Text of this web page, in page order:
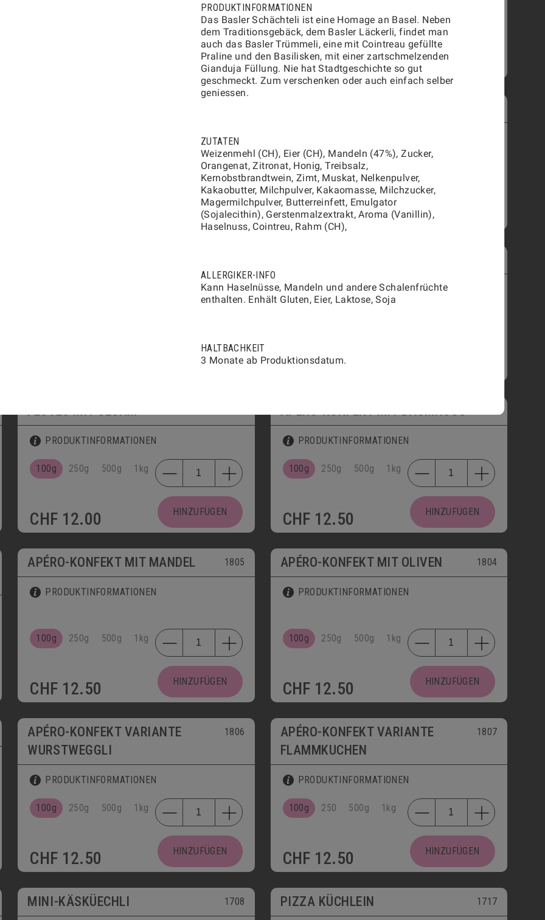
HINZUFÜGEN CHF1.60 HINZUFÜGEN
HINZUFÜGEN CHF2.40 HINZUFÜGEN
HINZUFÜGEN
PRODUKTINFORMATIONEN
CHF12.50
FLÛTES MIT SESAM
PRODUKTINFORMATIONEN
100g 250g 500g 1kg
CHF 12.00 HINZUFÜGEN
APÉRO-KONFEKT MIT BAUMNUSS
PRODUKTINFORMATIONEN
100g 250g 500g 1kg
CHF 12.50 HINZUFÜGEN
APÉRO-KONFEKT MIT MANDEL 1805
PRODUKTINFORMATIONEN
100g 250g 500g 1kg
CHF 12.50 HINZUFÜGEN
APÉRO-KONFEKT MIT OLIVEN 1804
PRODUKTINFORMATIONEN
100g 250g 500g 1kg
CHF 12.50 HINZUFÜGEN
APÉRO-KONFEKT VARIANTE
WURSTWEGGLI
1806
PRODUKTINFORMATIONEN
100g 250g 500g 1kg
CHF 12.50 HINZUFÜGEN
APÉRO-KONFEKT VARIANTE
FLAMMKUCHEN
1807
PRODUKTINFORMATIONEN
100g 250 500g 1kg
CHF 12.50 HINZUFÜGEN
MINI-KÄSKÜECHLI 1708
bis 30.09.
PIZZA KÜCHLEIN 1717
PRODUKTINFORMATIONEN
Das Basler Schächteli ist eine Homage an Basel. Neben
dem Traditionsgebäck, dem Basler Läckerli, findet man
auch das Basler Trümmeli, eine mit Cointreau gefüllte
Praline und den Basilisken, mit einer zartschmelzenden
Gianduja Füllung. Nie hat Stadtgeschichte so gut
geschmeckt. Zum verschenken oder auch einfach selber
geniessen.
ZUTATEN
Weizenmehl (CH), Eier (CH), Mandeln (47%), Zucker,
Orangenat, Zitronat, Honig, Treibsalz,
Kernobstbrandtwein, Zimt, Muskat, Nelkenpulver,
Kakaobutter, Milchpulver, Kakaomasse, Milchzucker,
Magermilchpulver, Butterreinfett, Emulgator
(Sojalecithin), Gerstenmalzextrakt, Aroma (Vanillin),
Haselnuss, Cointreu, Rahm (CH),
ALLERGIKER-INFO
Kann Haselnüsse, Mandeln und andere Schalenfrüchte
enthalten. Enhält Gluten, Eier, Laktose, Soja
HALTBACHKEIT
3 Monate ab Produktionsdatum.